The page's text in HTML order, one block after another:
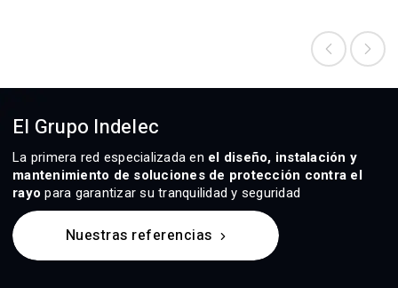
El Grupo Indelec
La primera red especializada en el diseño, instalación y
mantenimiento de soluciones de protección contra el
rayo para garantizar su tranquilidad y seguridad
Nuestras referencias